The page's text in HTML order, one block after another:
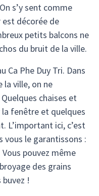
s’y sent comme
est décorée de
petits balcons ne
du bruit de la ville.
Ca Phe Duy Tri. Dans
la ville, on ne
chaises et
fenêtre et quelques
L’important ici, c’est
vous le garantissons :
pouvez même
des grains
buvez !